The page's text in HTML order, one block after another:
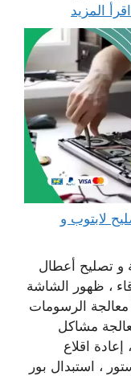
اقرأ المزيد
الزور 65511033 تصليح لابتوب و
و تصليح أعطال
، ظهور الشاشة
الرسومات
مشاكل
اقلاع
، استبدال بور